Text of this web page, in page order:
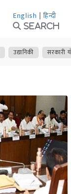
English | हिन्दी
Search
उद्यानिकी सरकारी